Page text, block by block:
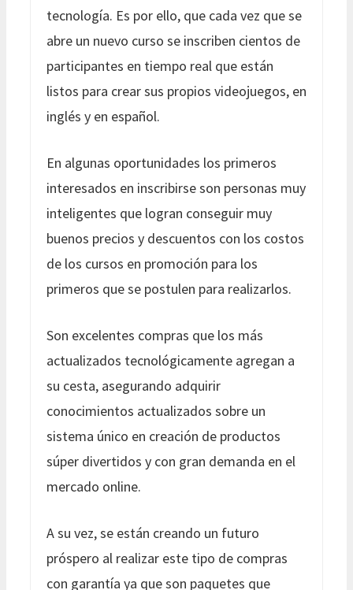
tecnología. Es por ello, que cada vez que se
abre un nuevo curso se inscriben cientos de
participantes en tiempo real que están
listos para crear sus propios videojuegos, en
inglés y en español.
En algunas oportunidades los primeros
interesados en inscribirse son personas muy
inteligentes que logran conseguir muy
buenos precios y descuentos con los costos
de los cursos en promoción para los
primeros que se postulen para realizarlos.
Son excelentes compras que los más
actualizados tecnológicamente agregan a
su cesta, asegurando adquirir
conocimientos actualizados sobre un
sistema único en creación de productos
súper divertidos y con gran demanda en el
mercado online.
A su vez, se están creando un futuro
próspero al realizar este tipo de compras
con garantía ya que son paquetes que